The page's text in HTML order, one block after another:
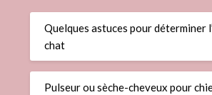
Quelques astuces pour déterminer
chat
Pulseur ou sèche-cheveux pour